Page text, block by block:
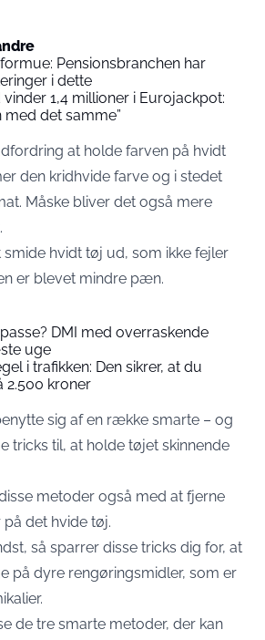
Pensionsbranchen har
i dette
1,4 millioner i Eurojackpot:
med det samme”
at holde farven på hvidt
den kridhvide farve og i stedet
Måske bliver det også mere
hvidt tøj ud, som ikke fejler
er blevet mindre pæn.
DMI med overraskende
uge
i trafikken: Den sikrer, at du
2.500 kroner
sig af en række smarte – og
tricks til, at holde tøjet skinnende
metoder også med at fjerne
det hvide tøj.
så sparrer disse tricks dig for, at
på dyre rengøringsmidler, som er
de tre smarte metoder, der kan